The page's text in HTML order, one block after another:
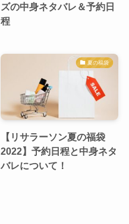
ズの中身ネタバレ＆予約日
程
夏の福袋
【リサラーソン夏の福袋
2022】予約日程と中身ネタ
バレについて！